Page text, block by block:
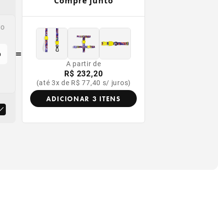
=
A partir de
R$ 232,20
(até 3x de R$ 77,40 s/ juros)
ADICIONAR 3 ITENS